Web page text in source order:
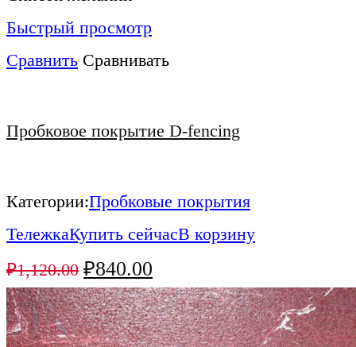
Быстрый просмотр
Сравнить Сравнивать
Пробковое покрытие D-fencing
Категории:Пробковые покрытия
ТележкаКупить сейчасВ корзину
₽1,120.00 ₽840.00